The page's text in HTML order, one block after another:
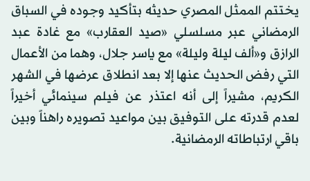
يختتم الممثل المصري حديثه بتأكيد وجوده في السباق
الرمضاني عبر مسلسلي «صيد العقارب» مع غادة عبد
الرازق و«ألف ليلة وليلة» مع ياسر جلال، وهما من الأعمال
التي رفض الحديث عنها إلا بعد انطلاق عرضها في الشهر
الكريم، مشيراً إلى أنه اعتذر عن فيلم سينمائي أخيراً
لعدم قدرته على التوفيق بين مواعيد تصويره راهناً وبين
باقي ارتباطاته الرمضانية.